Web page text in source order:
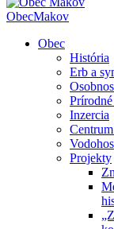
ObecMakov
Obec
História
Erb a
Inzercia
Projekty